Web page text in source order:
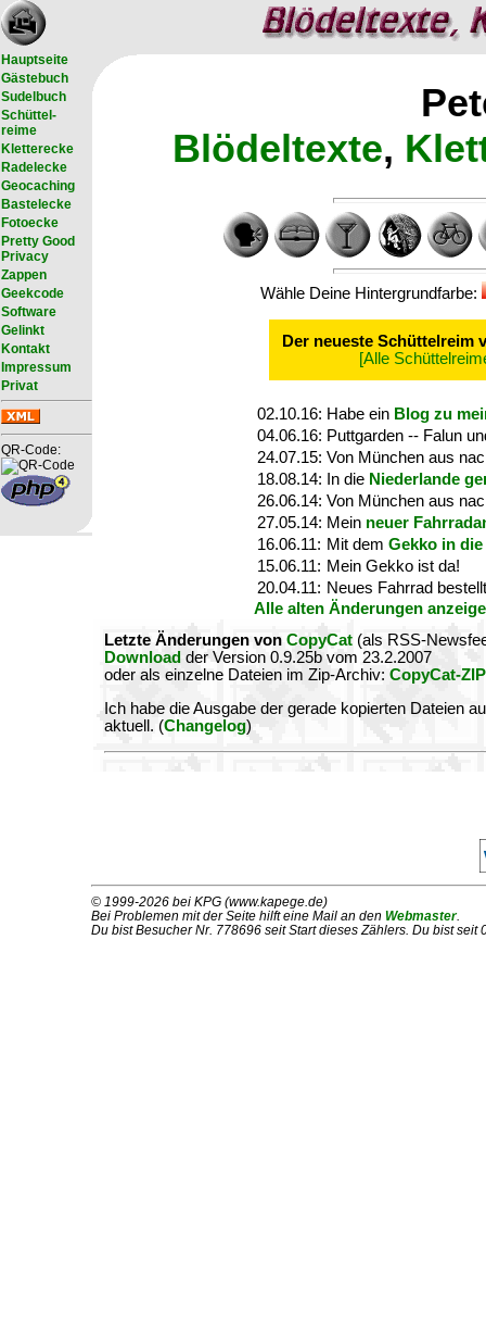
Hauptseite
Gästebuch
Sudelbuch
Schüttel-
reime
Kletterecke
Radelecke
Geocaching
Bastelecke
Fotoecke
Pretty Good
Privacy
Zappen
Geekcode
Software
Gelinkt
Kontakt
Impressum
Privat
QR-Code:
Blödeltexte,
Wähle Deine Hintergrundfarbe:
Der neueste Schüttelreim
[Alle
02.10.16: Habe ein Blog zu
04.06.16: Puttgarden -- Falun
24.07.15: Von München aus
18.08.14:
In die Niederlande
26.06.14: Von München aus
27.05.14: Mein neuer
16.06.11: Mit dem Gekko in
15.06.11: Mein Gekko ist da!
20.04.11: Neues Fahrrad
Alle alten Änderungen
Letzte Änderungen von CopyCat (als RSS-
Download der Version 0.9.25b vom 23.2.2007
oder als einzelne Dateien im Zip-Archiv: CopyCat-ZIP
Ich habe die Ausgabe der gerade kopierten Dateien
aktuell. (Changelog)
© 1999-2026 bei KPG (www.kapege.de)
Bei Problemen mit der Seite hilft eine Mail an den Webmaster.
Du bist Besucher Nr. 778696 seit Start dieses Zählers. Du bist seit